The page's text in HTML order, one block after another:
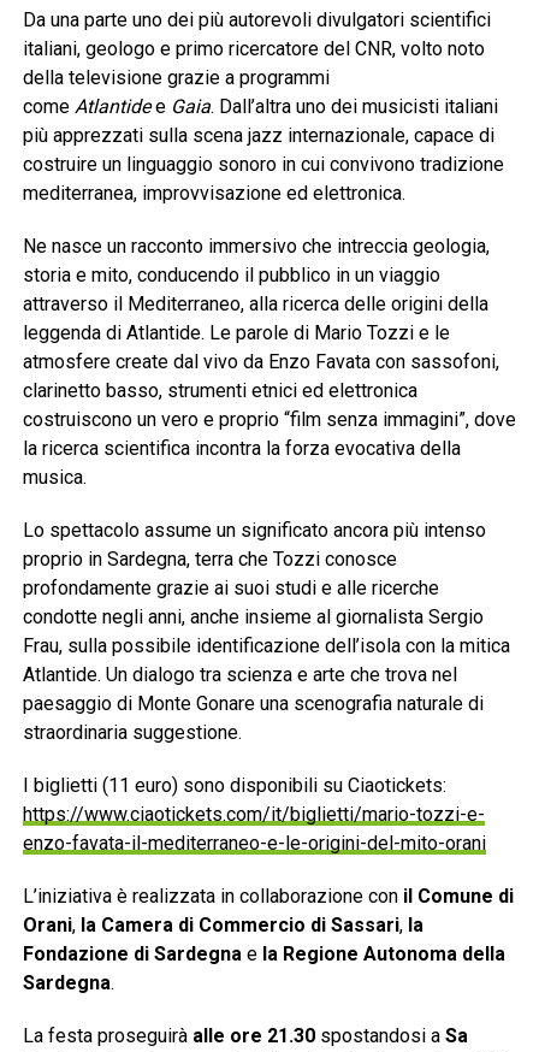
Da una parte uno dei più autorevoli divulgatori scientifici
italiani, geologo e primo ricercatore del CNR, volto noto
della televisione grazie a programmi
come Atlantidee Gaia. Dall’altra uno dei musicisti italiani
più apprezzati sulla scena jazz internazionale, capace di
costruire un linguaggio sonoro in cui convivono tradizione
mediterranea, improvvisazione ed elettronica.
Ne nasce un racconto immersivo che intreccia geologia,
storia e mito, conducendo il pubblico in un viaggio
attraverso il Mediterraneo, alla ricerca delle origini della
leggenda di Atlantide. Le parole di Mario Tozzi e le
atmosfere create dal vivo da Enzo Favata con sassofoni,
clarinetto basso, strumenti etnici ed elettronica
costruiscono un vero e proprio “film senza immagini”, dove
la ricerca scientifica incontra la forza evocativa della
musica.
Lo spettacolo assume un significato ancora più intenso
proprio in Sardegna, terra che Tozzi conosce
profondamente grazie ai suoi studi e alle ricerche
condotte negli anni, anche insieme al giornalista Sergio
Frau, sulla possibile identificazione dell’isola con la mitica
Atlantide. Un dialogo tra scienza e arte che trova nel
paesaggio di Monte Gonare una scenografia naturale di
straordinaria suggestione.
I biglietti (11 euro) sono disponibili su Ciaotickets:
https://www.ciaotickets.com/it/biglietti/mario-tozzi-e-
enzo-favata-il-mediterraneo-e-le-origini-del-mito-orani
L’iniziativa è realizzata in collaborazione con il Comune di
Orani, la Camera di Commercio di Sassari, la
Fondazione di Sardegnae la Regione Autonoma della
Sardegna.
La festa proseguirà alle ore 21.30spostandosi a Sa